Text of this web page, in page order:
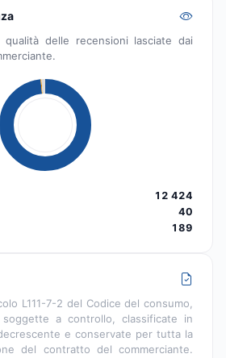
delle recensioni lasciate dai
12 424
40
189
L111-7-2 del Codice del consumo,
a controllo, classificate in
e conservate per tutta la
del contratto del commerciante.